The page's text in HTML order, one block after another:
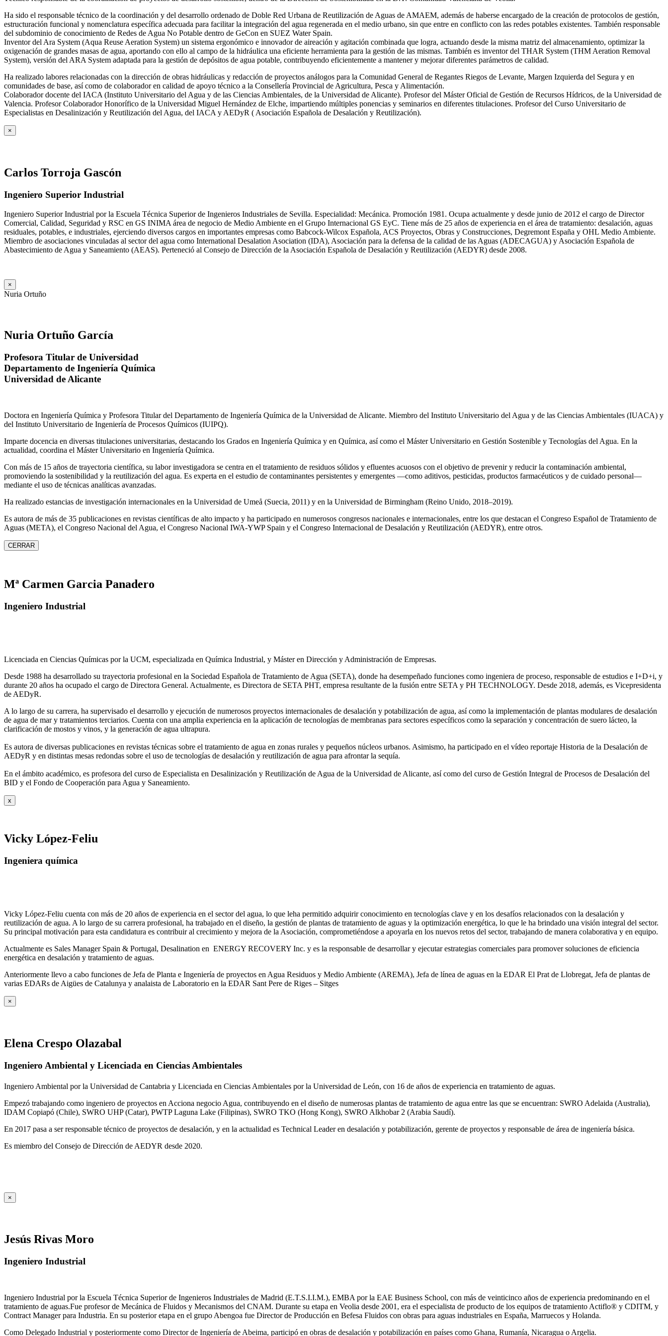
Ha sido el responsable técnico de la coordinación y del desarrollo ordenado de Doble Red Urbana de Reutilización de Aguas de AMAEM, además de haberse encargado de la creación de protocolos de gestión,
estructuración funcional y nomenclatura específica adecuada para facilitar la integración del agua regenerada en el medio urbano, sin que entre en conflicto con las redes potables existentes. También responsable
del subdominio de conocimiento de Redes de Agua No Potable dentro de GeCon en SUEZ Water Spain.
Inventor del Ara System (Aqua Reuse Aeration System) un sistema ergonómico e innovador de aireación y agitación combinada que logra, actuando desde la misma matriz del almacenamiento, optimizar la
oxigenación de grandes masas de agua, aportando con ello al campo de la hidráulica una eficiente herramienta para la gestión de las mismas. También es inventor del THAR System (THM Aeration Removal
System), versión del ARA System adaptada para la gestión de depósitos de agua potable, contribuyendo eficientemente a mantener y mejorar diferentes parámetros de calidad.
Ha realizado labores relacionadas con la dirección de obras hidráulicas y redacción de proyectos análogos para la Comunidad General de Regantes Riegos de Levante, Margen Izquierda del Segura y en
comunidades de base, así como de colaborador en calidad de apoyo técnico a la Consellería Provincial de Agricultura, Pesca y Alimentación.
Colaborador docente del IACA (Instituto Universitario del Agua y de las Ciencias Ambientales, de la Universidad de Alicante). Profesor del Máster Oficial de Gestión de Recursos Hídricos, de la Universidad de
Valencia. Profesor Colaborador Honorífico de la Universidad Miguel Hernández de Elche, impartiendo múltiples ponencias y seminarios en diferentes titulaciones. Profesor del Curso Universitario de
Especialistas en Desalinización y Reutilización del Agua, del IACA y AEDyR ( Asociación Española de Desalación y Reutilización).
×
Carlos Torroja Gascón
Ingeniero Superior Industrial
Ingeniero Superior Industrial por la Escuela Técnica Superior de Ingenieros Industriales de Sevilla. Especialidad: Mecánica. Promoción 1981. Ocupa actualmente y desde junio de 2012 el cargo de Director
Comercial, Calidad, Seguridad y RSC en GS INIMA área de negocio de Medio Ambiente en el Grupo Internacional GS EyC. Tiene más de 25 años de experiencia en el área de tratamiento: desalación, aguas
residuales, potables, e industriales, ejerciendo diversos cargos en importantes empresas como Babcock-Wilcox Española, ACS Proyectos, Obras y Construcciones, Degremont España y OHL Medio Ambiente.
Miembro de asociaciones vinculadas al sector del agua como International Desalation Asociation (IDA), Asociación para la defensa de la calidad de las Aguas (ADECAGUA) y Asociación Española de
Abastecimiento de Agua y Saneamiento (AEAS). Perteneció al Consejo de Dirección de la Asociación Española de Desalación y Reutilización (AEDYR) desde 2008.
×
Nuria Ortuño
Nuria Ortuño García
Profesora Titular de Universidad
Departamento de Ingeniería Química
Universidad de Alicante
Doctora en Ingeniería Química y Profesora Titular del Departamento de Ingeniería Química de la Universidad de Alicante. Miembro del Instituto Universitario del Agua y de las Ciencias Ambientales (IUACA) y
del Instituto Universitario de Ingeniería de Procesos Químicos (IUIPQ).
Imparte docencia en diversas titulaciones universitarias, destacando los Grados en Ingeniería Química y en Química, así como el Máster Universitario en Gestión Sostenible y Tecnologías del Agua. En la
actualidad, coordina el Máster Universitario en Ingeniería Química.
Con más de 15 años de trayectoria científica, su labor investigadora se centra en el tratamiento de residuos sólidos y efluentes acuosos con el objetivo de prevenir y reducir la contaminación ambiental,
promoviendo la sostenibilidad y la reutilización del agua. Es experta en el estudio de contaminantes persistentes y emergentes —como aditivos, pesticidas, productos farmacéuticos y de cuidado personal—
mediante el uso de técnicas analíticas avanzadas.
Ha realizado estancias de investigación internacionales en la Universidad de Umeå (Suecia, 2011) y en la Universidad de Birmingham (Reino Unido, 2018–2019).
Es autora de más de 35 publicaciones en revistas científicas de alto impacto y ha participado en numerosos congresos nacionales e internacionales, entre los que destacan el Congreso Español de Tratamiento de
Aguas (META), el Congreso Nacional del Agua, el Congreso Nacional IWA‑YWP Spain y el Congreso Internacional de Desalación y Reutilización (AEDYR), entre otros.
CERRAR
Mª Carmen Garcia Panadero
Ingeniero Industrial
Licenciada en Ciencias Químicas por la UCM, especializada en Química Industrial, y Máster en Dirección y Administración de Empresas.
Desde 1988 ha desarrollado su trayectoria profesional en la Sociedad Española de Tratamiento de Agua (SETA), donde ha desempeñado funciones como ingeniera de proceso, responsable de estudios e I+D+i, y
durante 20 años ha ocupado el cargo de Directora General. Actualmente, es Directora de SETA PHT, empresa resultante de la fusión entre SETA y PH TECHNOLOGY. Desde 2018, además, es Vicepresidenta
de AEDyR.
A lo largo de su carrera, ha supervisado el desarrollo y ejecución de numerosos proyectos internacionales de desalación y potabilización de agua, así como la implementación de plantas modulares de desalación
de agua de mar y tratamientos terciarios. Cuenta con una amplia experiencia en la aplicación de tecnologías de membranas para sectores específicos como la separación y concentración de suero lácteo, la
clarificación de mostos y vinos, y la generación de agua ultrapura.
Es autora de diversas publicaciones en revistas técnicas sobre el tratamiento de agua en zonas rurales y pequeños núcleos urbanos. Asimismo, ha participado en el vídeo reportaje Historia de la Desalación de
AEDyR y en distintas mesas redondas sobre el uso de tecnologías de desalación y reutilización de agua para afrontar la sequía.
En el ámbito académico, es profesora del curso de Especialista en Desalinización y Reutilización de Agua de la Universidad de Alicante, así como del curso de Gestión Integral de Procesos de Desalación del
BID y el Fondo de Cooperación para Agua y Saneamiento.
x
Vicky López-Feliu
Ingeniera química
Vicky López-Feliu cuenta con más de 20 años de experiencia en el sector del agua, lo que leha permitido adquirir conocimiento en tecnologías clave y en los desafíos relacionados con la desalación y
reutilización de agua. A lo largo de su carrera profesional, ha trabajado en el diseño, la gestión de plantas de tratamiento de aguas y la optimización energética, lo que le ha brindado una visión integral del sector.
Su principal motivación para esta candidatura es contribuir al crecimiento y mejora de la Asociación, comprometiéndose a apoyarla en los nuevos retos del sector, trabajando de manera colaborativa y en equipo.
Actualmente es Sales Manager Spain & Portugal, Desalination en ENERGY RECOVERY Inc. y es la responsable de desarrollar y ejecutar estrategias comerciales para promover soluciones de eficiencia
energética en desalación y tratamiento de aguas.
Anteriormente llevo a cabo funciones de Jefa de Planta e Ingeniería de proyectos en Agua Residuos y Medio Ambiente (AREMA), Jefa de línea de aguas en la EDAR El Prat de Llobregat, Jefa de plantas de
varias EDARs de Aigües de Catalunya y analaista de Laboratorio en la EDAR Sant Pere de Riges – Sitges
×
Elena Crespo Olazabal
Ingeniero Ambiental y Licenciada en Ciencias Ambientales
Ingeniero Ambiental por la Universidad de Cantabria y Licenciada en Ciencias Ambientales por la Universidad de León, con 16 de años de experiencia en tratamiento de aguas.
Empezó trabajando como ingeniero de proyectos en Acciona negocio Agua, contribuyendo en el diseño de numerosas plantas de tratamiento de agua entre las que se encuentran: SWRO Adelaida (Australia),
IDAM Copiapó (Chile), SWRO UHP (Catar), PWTP Laguna Lake (Filipinas), SWRO TKO (Hong Kong), SWRO Alkhobar 2 (Arabia Saudí).
En 2017 pasa a ser responsable técnico de proyectos de desalación, y en la actualidad es Technical Leader en desalación y potabilización, gerente de proyectos y responsable de área de ingeniería básica.
Es miembro del Consejo de Dirección de AEDYR desde 2020.
×
Jesús Rivas Moro
Ingeniero Industrial
Ingeniero Industrial por la Escuela Técnica Superior de Ingenieros Industriales de Madrid (E.T.S.I.I.M.), EMBA por la EAE Business School, con más de veinticinco años de experiencia predominando en el
tratamiento de aguas.Fue profesor de Mecánica de Fluidos y Mecanismos del CNAM. Durante su etapa en Veolia desde 2001, era el especialista de producto de los equipos de tratamiento Actiflo® y CDITM, y
Contract Manager para Industria. En su posterior etapa en el grupo Abengoa fue Director de Producción en Befesa Fluidos con obras para aguas industriales en España, Marruecos y Holanda.
Como Delegado Industrial y posteriormente como Director de Ingeniería de Abeima, participó en obras de desalación y potabilización en países como Ghana, Rumanía, Nicaragua o Argelia.